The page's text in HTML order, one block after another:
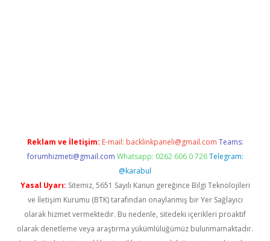
Reklam ve İletişim: E-mail: backlinkpaneli@gmail.com Teams:
forumhizmeti@gmail.com Whatsapp: 0262 606 0 726 Telegram:
@karabul
Yasal Uyarı: Sitemiz, 5651 Sayılı Kanun gereğince Bilgi Teknolojileri
ve İletişim Kurumu (BTK) tarafından onaylanmış bir Yer Sağlayıcı
olarak hizmet vermektedir. Bu nedenle, sitedeki içerikleri proaktif
olarak denetleme veya araştırma yükümlülüğümüz bulunmamaktadır.